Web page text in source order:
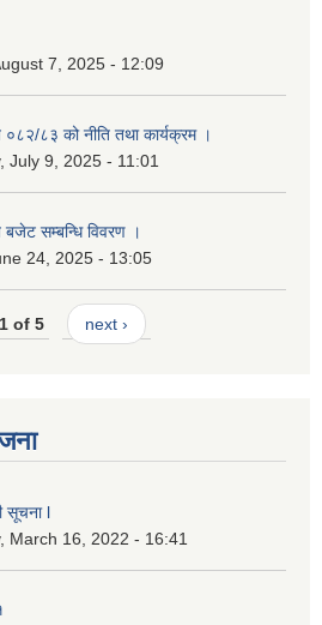
7, 2025 - 12:09
०८२/८३ को नीति तथा कार्यक्रम ।
July 9, 2025 - 11:01
सम्बन्धि विवरण ।
24, 2025 - 13:05
1 of 5 next ›
सूचना l
March 16, 2022 - 16:41